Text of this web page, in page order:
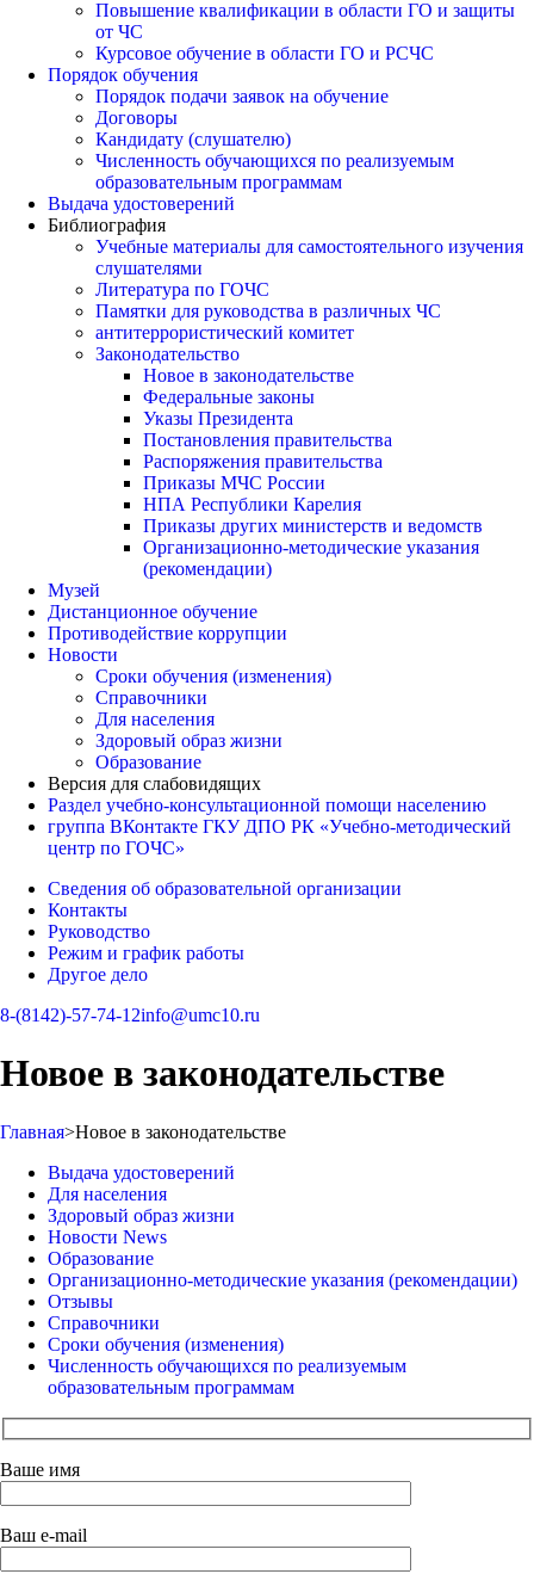
Повышение квалификации в области ГО и защиты
от ЧС
Курсовое обучение в области ГО и РСЧС
Порядок обучения
Порядок подачи заявок на обучение
Договоры
Кандидату (слушателю)
Численность обучающихся по реализуемым
образовательным программам
Выдача удостоверений
Библиография
Учебные материалы для самостоятельного изучения
слушателями
Литература по ГОЧС
Памятки для руководства в различных ЧС
антитеррористический комитет
Законодательство
Новое в законодательстве
Федеральные законы
Указы Президента
Постановления правительства
Распоряжения правительства
Приказы МЧС России
НПА Республики Карелия
Приказы других министерств и ведомств
Организационно-методические указания
(рекомендации)
Музей
Дистанционное обучение
Противодействие коррупции
Новости
Сроки обучения (изменения)
Справочники
Для населения
Здоровый образ жизни
Образование
Версия для слабовидящих
Раздел учебно-консультационной помощи населению
группа ВКонтакте ГКУ ДПО РК «Учебно-методический
центр по ГОЧС»
Сведения об образовательной организации
Контакты
Руководство
Режим и график работы
Другое дело
8-(8142)-57-74-12info@umc10.ru
Новое в законодательстве
Главная>Новое в законодательстве
Выдача удостоверений
Для населения
Здоровый образ жизни
Новости News
Образование
Организационно-методические указания (рекомендации)
Отзывы
Справочники
Сроки обучения (изменения)
Численность обучающихся по реализуемым
образовательным программам
Ваше имя
Ваш e-mail